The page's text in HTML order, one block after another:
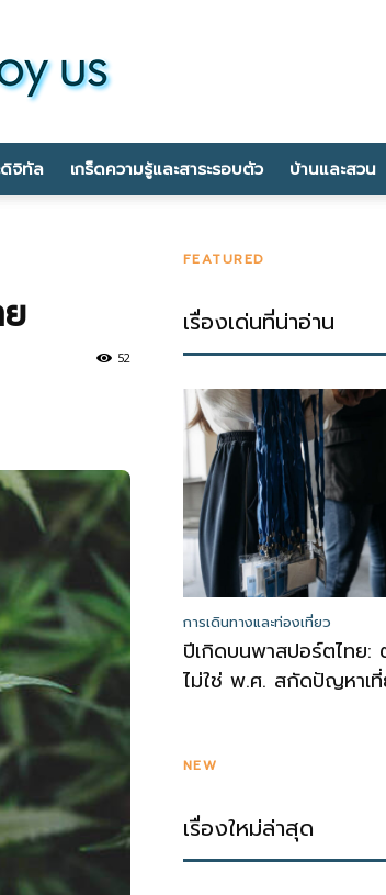
ดิจิทัล เกร็ดความรู้และสาระรอบตัว บ้านและสวน
52
FEATURED
เรื่องเด่นที่น่าอ่าน
การเดินทางและท่องเที่ยว
ปีเกิดบนพาสปอร์ตไทย:
ไม่ใช่ พ.ศ. สกัดปัญหาเ
NEW
เรื่องใหม่ล่าสุด